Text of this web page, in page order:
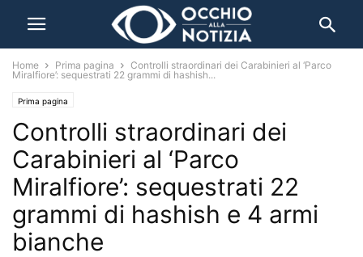
Home Prima pagina
Controlli straordinari dei Carabinieri al ‘Parco
Miralfiore’: sequestrati 22 grammi di hashish...
Prima pagina
Controlli straordinari dei
Carabinieri al ‘Parco
Miralfiore’: sequestrati 22
grammi di hashish e 4 armi
bianche